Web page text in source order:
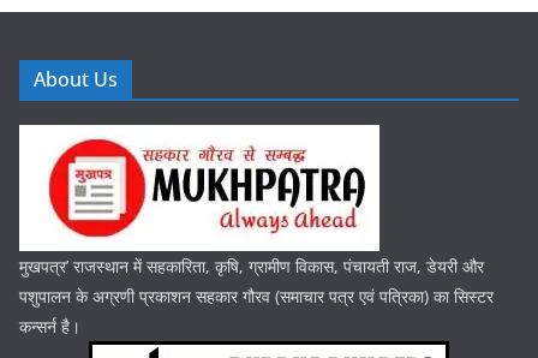
About Us
मुखपत्र’ राजस्थान में सहकारिता, कृषि, ग्रामीण विकास, पंचायती राज, डेयरी और
पशुपालन के अग्रणी प्रकाशन सहकार गौरव (समाचार पत्र एवं पत्रिका) का सिस्टर
कन्सर्न है।